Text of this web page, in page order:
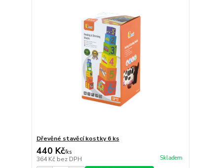
Dřevěné stavěcí kostky 6 ks
440 Kč/ks
364 Kč bez DPH Skladem